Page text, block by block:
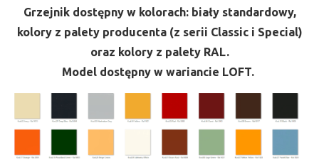
Grzejnik dostępny w kolorach: biały standardowy,
kolory z palety producenta (z serii Classic i Special)
oraz kolory z palety RAL.
Model dostępny w wariancie LOFT.